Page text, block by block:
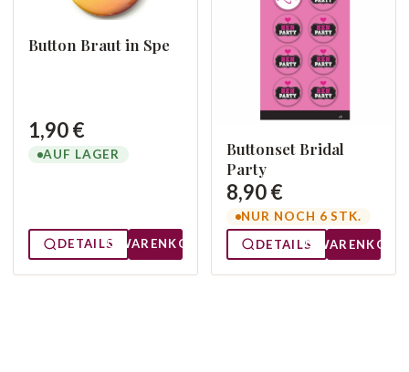
Button Braut in Spe
1,90 €
AUF LAGER
DETAILS WARENKORB
Buttonset Bridal
Party
8,90 €
NUR NOCH 6 STK.
DETAILS
WARENKORB